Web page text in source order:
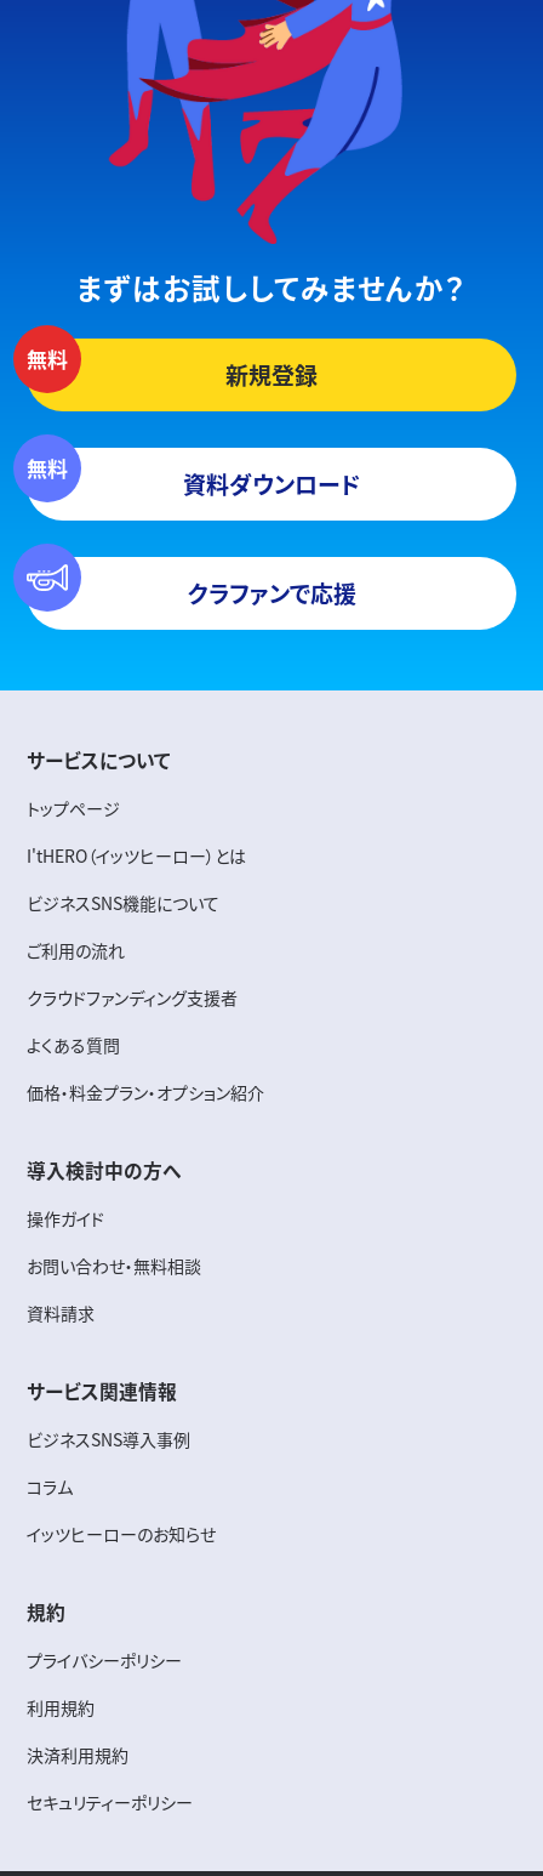
まずはお試ししてみませんか？
新規登録
資料ダウンロード
クラファンで応援
サービスについて
トップページ
I'tHERO（イッツヒーロー）とは
ビジネスSNS機能について
ご利用の流れ
クラウドファンディング支援者
よくある質問
価格・料金プラン・オプション紹介
導入検討中の方へ
操作ガイド
お問い合わせ・無料相談
資料請求
サービス関連情報
ビジネスSNS導入事例
コラム
イッツヒーローのお知らせ
規約
プライバシーポリシー
利用規約
決済利用規約
セキュリティーポリシー